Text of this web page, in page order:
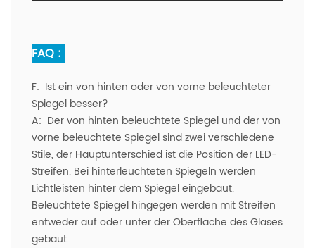
FAQ :
F: Ist ein von hinten oder von vorne beleuchteter
Spiegel besser?
A: Der von hinten beleuchtete Spiegel und der von
vorne beleuchtete Spiegel sind zwei verschiedene
Stile, der Hauptunterschied ist die Position der LED-
Streifen. Bei hinterleuchteten Spiegeln werden
Lichtleisten hinter dem Spiegel eingebaut.
Beleuchtete Spiegel hingegen werden mit Streifen
entweder auf oder unter der Oberfläche des Glases
gebaut.